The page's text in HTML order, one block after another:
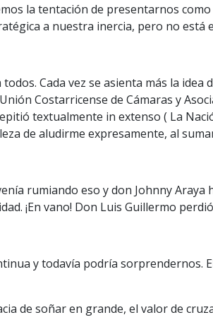
la tentación de presentarnos
a nuestra inercia, pero no
Cada vez se asienta más la
Costarricense de Cámaras y
textualmente in extenso ( La
de aludirme expresamente, al
rumiando eso y don Johnny
¡En vano! Don Luis Guillermo
y todavía podría sorprendernos.
de soñar en grande, el valor de